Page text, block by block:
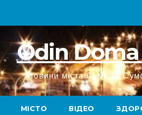
Odin
Новини міста Суми та
МІСТО ВІДЕО